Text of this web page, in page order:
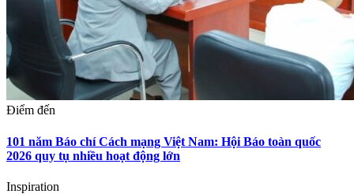
Điểm đến
101 năm Báo chí Cách mạng Việt Nam: Hội Báo toàn quốc
2026 quy tụ nhiều hoạt động lớn
Inspiration